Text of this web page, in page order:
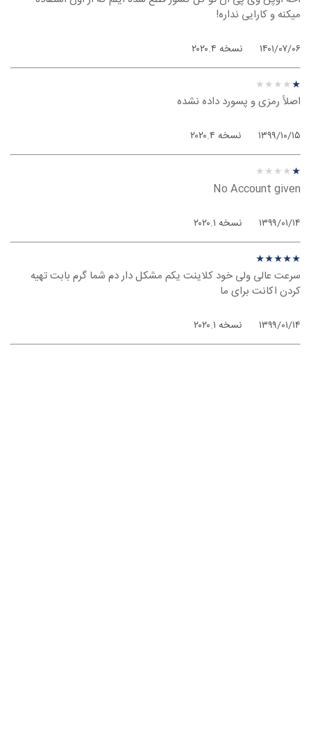
میکنه و کارایی نداره!
۱۴۰۱/۰۷/۰۶ نسخه ۲۰۲۰.۴
نظر درباره ‫Mullvad - لینوکس
★★★★★
★
★
★
★
★
اصلأ رمزی و پسورد داده نشده
۱۳۹۹/۱۰/۱۵ نسخه ۲۰۲۰.۴
نظر درباره ‫Mullvad - لینوکس
★★★★★
★
★
★
★
★
No Account given
۱۳۹۹/۰۱/۱۴ نسخه ۲۰۲۰.۱
نظر درباره ‫Mullvad - لینوکس
★★★★★
★
★
★
★
★
سرعت عالی ولی خود کلاینت یکم مشکل دار دم شما گرم بابت تهیه
کردن اکانت برای ما
۱۳۹۹/۰۱/۱۴ نسخه ۲۰۲۰.۱